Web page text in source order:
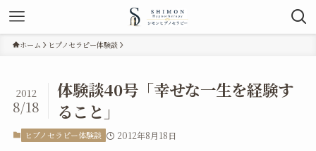
ホーム ヒプノセラピー体験談
体験談40号「幸せな一生を経験す
ること」
2012
8/18
ヒプノセラピー体験談 2012年8月18日